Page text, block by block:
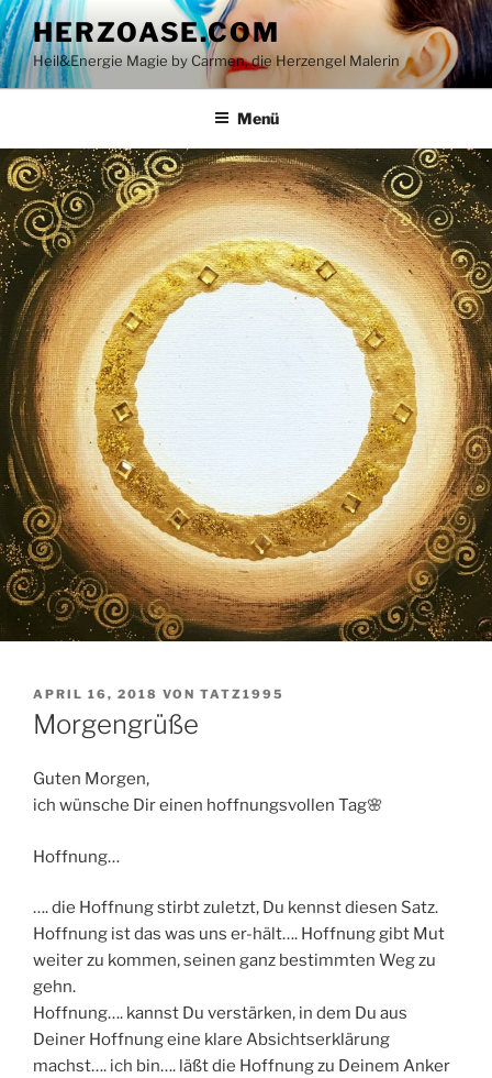
Zum
Inhalt
springen
HERZOASE.COM
Heil&Energie Magie by Carmen, die Herzengel Malerin
Menü
VERÖFFENTLICHT
AM
APRIL 16, 2018 VON TATZ1995
Morgengrüße
Guten Morgen,
ich wünsche Dir einen hoffnungsvollen Tag🌸
Hoffnung…
…. die Hoffnung stirbt zuletzt, Du kennst diesen Satz.
Hoffnung ist das was uns er-hält…. Hoffnung gibt Mut
weiter zu kommen, seinen ganz bestimmten Weg zu
gehn.
Hoffnung…. kannst Du verstärken, in dem Du aus
Deiner Hoffnung eine klare Absichtserklärung
machst…. ich bin…. läßt die Hoffnung zu Deinem Anker